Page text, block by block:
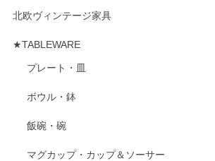
北欧ヴィンテージ家具
★TABLEWARE
プレート・皿
ボウル・鉢
飯碗・碗
マグカップ・カップ＆ソーサー